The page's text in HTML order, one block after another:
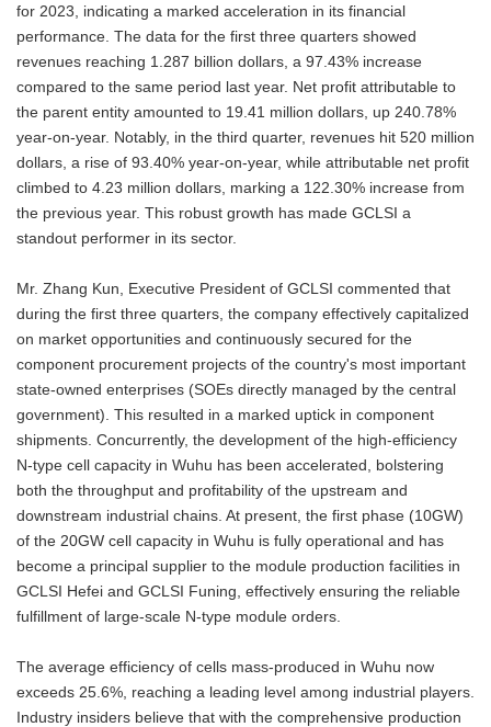
for 2023, indicating a marked acceleration in its financial
performance. The data for the first three quarters showed
revenues reaching 1.287 billion dollars, a 97.43% increase
compared to the same period last year. Net profit attributable to
the parent entity amounted to 19.41 million dollars, up 240.78%
year-on-year. Notably, in the third quarter, revenues hit 520 million
dollars, a rise of 93.40% year-on-year, while attributable net profit
climbed to 4.23 million dollars, marking a 122.30% increase from
the previous year. This robust growth has made GCLSI a
standout performer in its sector.
Mr. Zhang Kun, Executive President of GCLSI commented that
during the first three quarters, the company effectively capitalized
on market opportunities and continuously secured for the
component procurement projects of the country's most important
state-owned enterprises (SOEs directly managed by the central
government). This resulted in a marked uptick in component
shipments. Concurrently, the development of the high-efficiency
N-type cell capacity in Wuhu has been accelerated, bolstering
both the throughput and profitability of the upstream and
downstream industrial chains. At present, the first phase (10GW)
of the 20GW cell capacity in Wuhu is fully operational and has
become a principal supplier to the module production facilities in
GCLSI Hefei and GCLSI Funing, effectively ensuring the reliable
fulfillment of large-scale N-type module orders.
The average efficiency of cells mass-produced in Wuhu now
exceeds 25.6%, reaching a leading level among industrial players.
Industry insiders believe that with the comprehensive production